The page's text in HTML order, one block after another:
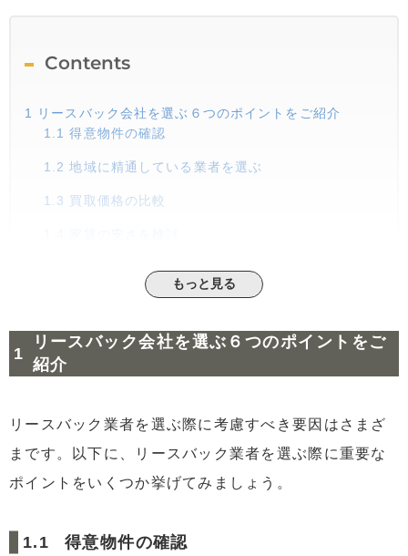
Contents
1
リースバック会社を選ぶ６つのポイントをご紹介
1.1 得意物件の確認
1.2 地域に精通している業者を選ぶ
1.3 買取価格の比較
契約形態を確認
担当者の対応
2リースバックのメリット
2.1
自宅を売却したあとも住み続けられる
2.3 ランニングコストの支払いが減る
2.4 将来的に買い戻しできる
2.5売却したことが周囲に知られない
3.1売却金額でローンを完済できない場合は利用不可
もっと見る
リースバック会社を選ぶ６つのポイントをご
紹介
リースバック業者を選ぶ際に考慮すべき要因はさまざ
まです。以下に、リースバック業者を選ぶ際に重要な
ポイントをいくつか挙げてみましょう。
得意物件の確認